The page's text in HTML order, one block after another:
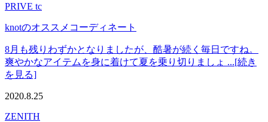
PRIVE tc
knotのオススメコーディネート
8月も残りわずかとなりましたが、酷暑が続く毎日ですね。
爽やかなアイテムを身に着けて夏を乗り切りましょ ...[続き
を見る]
2020.8.25
ZENITH